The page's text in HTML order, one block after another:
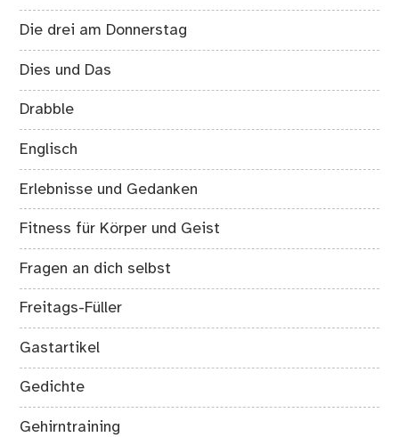
Die drei am Donnerstag
Dies und Das
Drabble
Englisch
Erlebnisse und Gedanken
Fitness für Körper und Geist
Fragen an dich selbst
Freitags-Füller
Gastartikel
Gedichte
Gehirntraining